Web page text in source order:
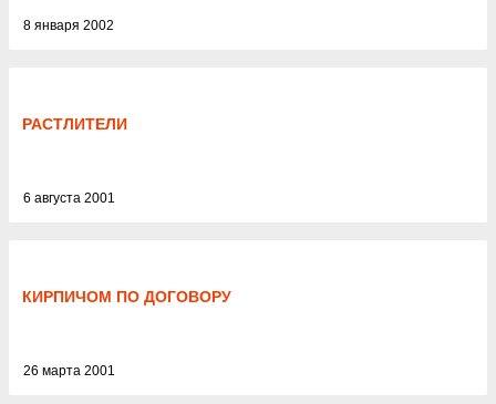
8 января 2002
РАСТЛИТЕЛИ
6 августа 2001
КИРПИЧОМ ПО ДОГОВОРУ
26 марта 2001